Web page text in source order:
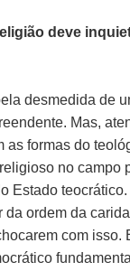
deve
desmedida de
Mas,
as formas do
no campo
Estado
da ordem da
com isso.